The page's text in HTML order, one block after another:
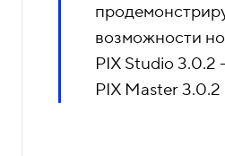
возможности
PIX Studio 3.0.2
PIX Master 3.0.2